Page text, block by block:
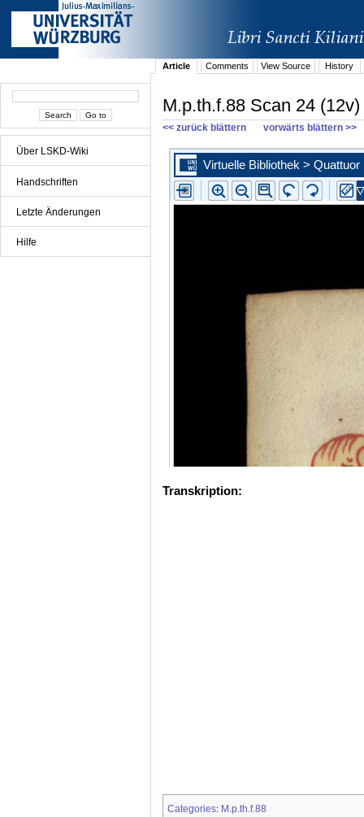
Über LSKD-Wiki
Handschriften
Letzte Änderungen
Hilfe
Article Comments View Source History
M.p.th.f.88 Scan 24 (12v)
<< zurück blättern vorwärts blättern >>
Transkription:
Categories: M.p.th.f.88